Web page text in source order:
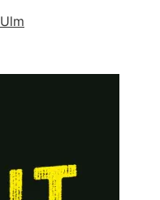
Ulm